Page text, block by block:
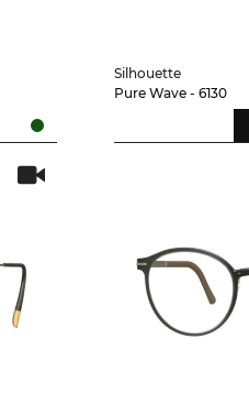
Silhouette
Pure Wave - 6130